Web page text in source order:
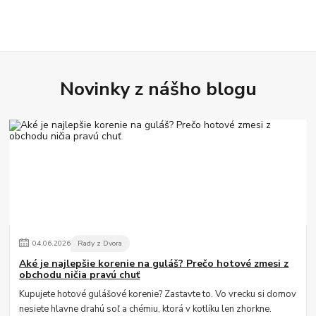
Novinky z nášho blogu
04.06.2026 Rady z Dvora
Aké je najlepšie korenie na guláš? Prečo hotové zmesi z
obchodu ničia pravú chuť
Kupujete hotové gulášové korenie? Zastavte to. Vo vrecku si domov
nesiete hlavne drahú soľ a chémiu, ktorá v kotlíku len zhorkne.